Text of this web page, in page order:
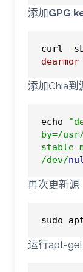
添加GPG
curl -
添加Chia到
echo
by=/
stable
/dev/
再次更新源
sudo
运行apt-